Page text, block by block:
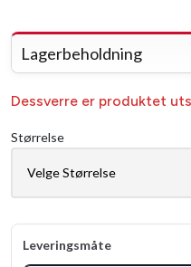
Lagerbeholdning
Dessverre er produktet
Størrelse
Leveringsmåte